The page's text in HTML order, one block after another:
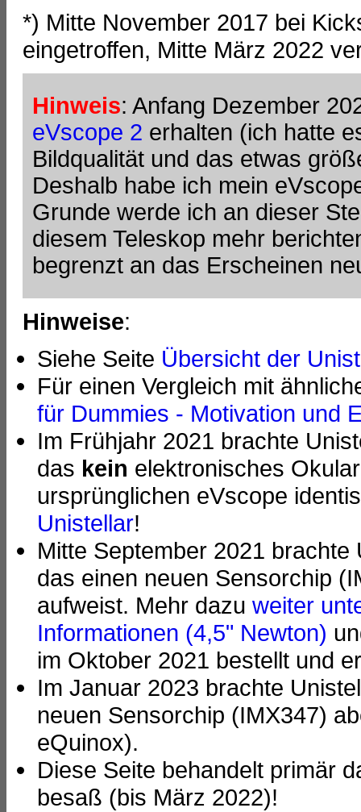
*) Mitte November 2017 bei
eingetroffen, Mitte März 2022
Hinweis: Anfang Dezember
eVscope 2 erhalten (ich hatte
Bildqualität und das etwas
Deshalb habe ich mein
Grunde werde ich an dieser
diesem Teleskop mehr
begrenzt an das Erscheinen
Hinweise:
Siehe Seite Übersicht der
Für einen Vergleich mit
für Dummies - Motivation und
Im Frühjahr 2021 brachte
das kein elektronisches
ursprünglichen eVscope
Unistellar!
Mitte September 2021
das einen neuen Sensorchip
aufweist. Mehr dazu weiter
Informationen (4,5" Newton)
im Oktober 2021 bestellt und
Im Januar 2023 brachte
neuen Sensorchip (IMX347)
eQuinox).
Diese Seite behandelt primär
besaß (bis März 2022)!